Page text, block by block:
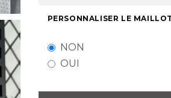
PERSONNALISER LE
NON
OUI